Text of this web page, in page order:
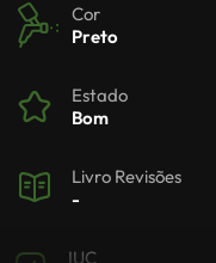
Cor
Preto
Estado
Bom
Livro Revisões
-
IUC